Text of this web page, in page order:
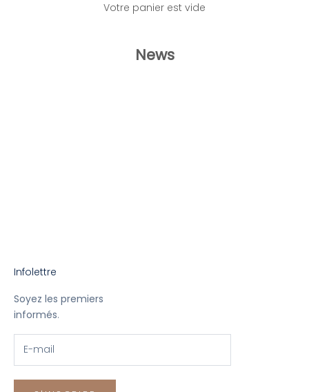
Votre panier est vide
News
Infolettre
Soyez les premiers
informés.